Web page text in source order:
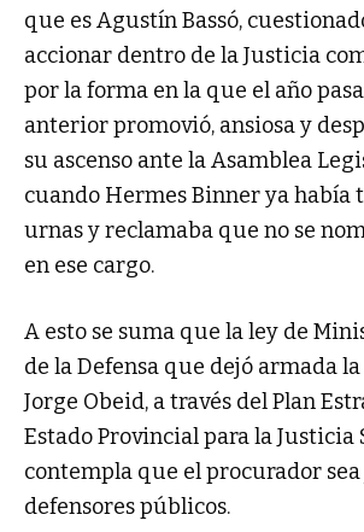
que es Agustín Bassó,
accionar dentro de la Justicia
por la forma en la que el año
anterior promovió, ansiosa y
su ascenso ante la Asamblea
cuando Hermes Binner ya había
urnas y reclamaba que no se
en ese cargo.
A esto se suma que la ley de
de la Defensa que dejó armada
Jorge Obeid, a través del Plan
Estado Provincial para la Justicia
contempla que el procurador sea
defensores públicos.